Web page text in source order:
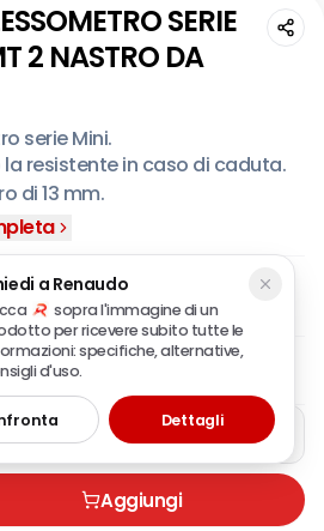
SERIE
2 NASTRO DA
serie Mini.
resistente in caso di caduta.
di 13 mm.
di nylon che lo rende
all’usura.
per facili misurazioni.
azienda
Aggiungi
a Renaudo
sopra l'immagine di un
per ricevere subito tutte le
specifiche, alternative,
d'uso.
Dettagli